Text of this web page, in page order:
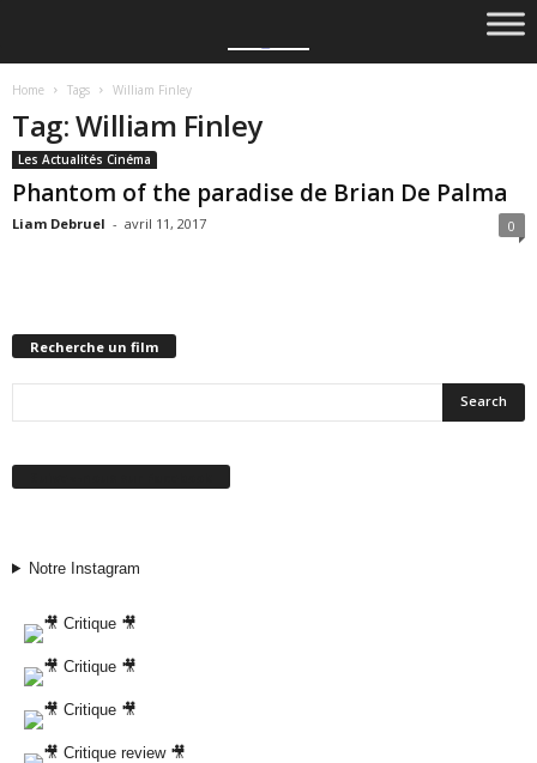
Home Tags William Finley
Tag: William Finley
Les Actualités Cinéma
Phantom of the paradise de Brian De Palma
Liam Debruel - avril 11, 2017 0
Recherche un film
Notre Instagram